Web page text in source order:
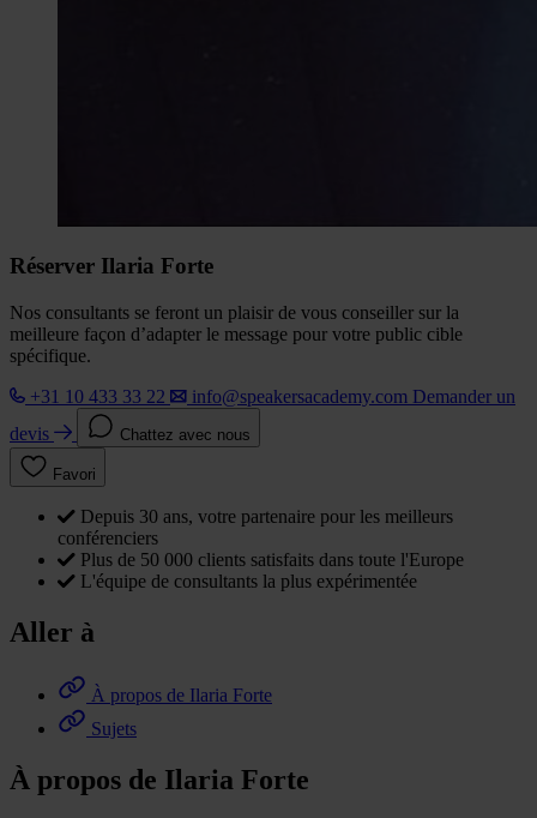
Réserver Ilaria Forte
Nos consultants se feront un plaisir de vous conseiller sur la
meilleure façon d’adapter le message pour votre public cible
spécifique.
+31 10 433 33 22
info@speakersacademy.com Demander un
devis
Chattez avec nous
Favori
Depuis 30 ans, votre partenaire pour les meilleurs
conférenciers
Plus de 50 000 clients satisfaits dans toute l'Europe
L'équipe de consultants la plus expérimentée
Aller à
À propos de Ilaria Forte
Sujets
À propos de Ilaria Forte